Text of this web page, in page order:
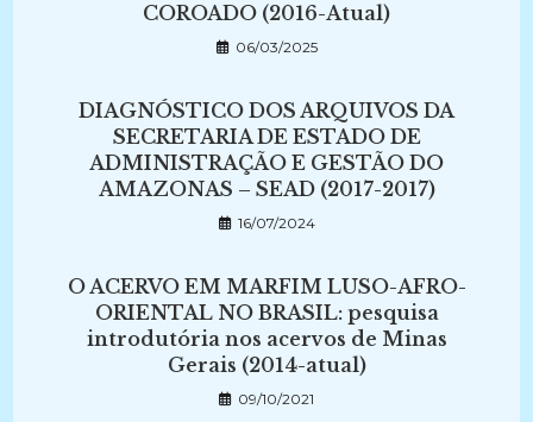
COROADO (2016-Atual)
06/03/2025
DIAGNÓSTICO DOS ARQUIVOS DA
SECRETARIA DE ESTADO DE
ADMINISTRAÇÃO E GESTÃO DO
AMAZONAS – SEAD (2017-2017)
16/07/2024
O ACERVO EM MARFIM LUSO-AFRO-
ORIENTAL NO BRASIL: pesquisa
introdutória nos acervos de Minas
Gerais (2014-atual)
09/10/2021